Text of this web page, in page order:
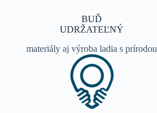
BUĎ
UDRŽATEĽNÝ
materiály aj výroba ladia s prírodou